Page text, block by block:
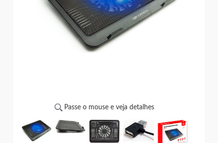
Passe o mouse e veja detalhes